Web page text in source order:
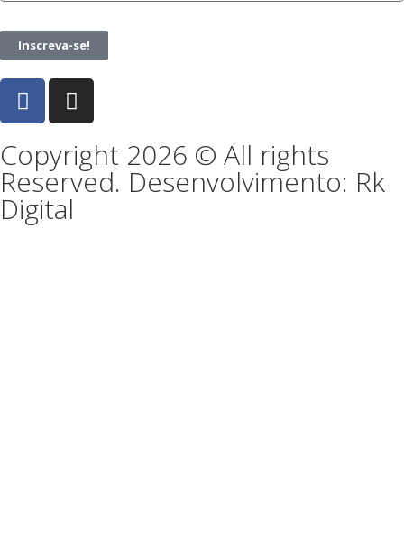
Inscreva-se!
Copyright 2026 © All rights
Reserved. Desenvolvimento: Rk
Digital